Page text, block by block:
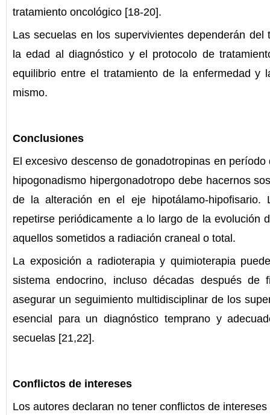
tratamiento oncológico [18-20].
Las secuelas en los supervivientes dependerán
la edad al diagnóstico y el protocolo de
equilibrio entre el tratamiento de la enfermedad y
mismo.
Conclusiones
El excesivo descenso de gonadotropinas en
hipogonadismo hipergonadotropo debe hacernos
de la alteración en el eje hipotálamo-hipofisario.
repetirse periódicamente a lo largo de la evolución
aquellos sometidos a radiación craneal o total.
La exposición a radioterapia y quimioterapia
sistema endocrino, incluso décadas después de
asegurar un seguimiento multidisciplinar de los
esencial para un diagnóstico temprano y
secuelas [21,22].
Conflictos de intereses
Los autores declaran no tener conflictos de